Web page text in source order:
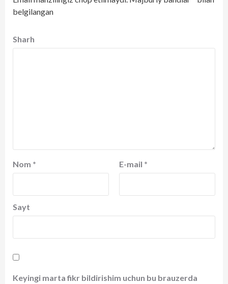
belgilangan
Sharh
Nom * E-mail *
Sayt
Keyingi marta fikr bildirishim uchun bu brauzerda